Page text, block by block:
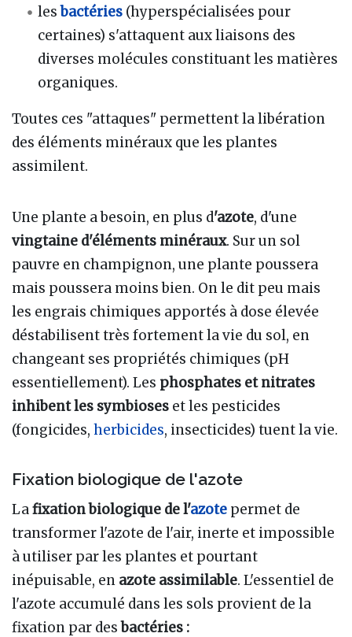
lesbactéries (hyperspécialisées pour
certaines) s'attaquent aux liaisons des
diverses molécules constituant les matières
organiques.
Toutes ces "attaques" permettent la libération
des éléments minéraux que les plantes
assimilent.
Une plante a besoin, en plus d'azote, d'une
vingtaine d'éléments minéraux. Sur un sol
pauvre en champignon, une plante poussera
mais poussera moins bien. On le dit peu mais
les engrais chimiques apportés à dose élevée
déstabilisent très fortement la vie du sol, en
changeant ses propriétés chimiques (pH
essentiellement). Les phosphates et nitrates
inhibent les symbioses et les pesticides
(fongicides, herbicides, insecticides) tuent la vie.
Fixation biologique de l'azote
Lafixation biologique de l'azote permet de
transformer l'azote de l'air, inerte et impossible
à utiliser par les plantes et pourtant
inépuisable, en azote assimilable. L'essentiel de
l'azote accumulé dans les sols provient de la
fixation par desbactéries :